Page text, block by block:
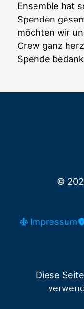
Ensemble hat
Spenden
möchten wir
Crew ganz
Spende
©
Impressum
Diese